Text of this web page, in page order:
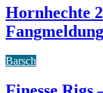
Hornhechte
Barsch